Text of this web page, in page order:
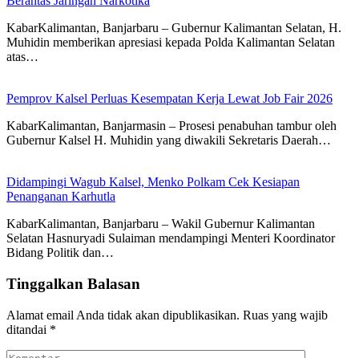
KabarKalimantan, Banjarbaru – Gubernur Kalimantan Selatan, H.
Muhidin memberikan apresiasi kepada Polda Kalimantan Selatan
atas…
Pemprov Kalsel Perluas Kesempatan Kerja Lewat Job Fair 2026
KabarKalimantan, Banjarmasin – Prosesi penabuhan tambur oleh
Gubernur Kalsel H. Muhidin yang diwakili Sekretaris Daerah…
Didampingi Wagub Kalsel, Menko Polkam Cek Kesiapan
Penanganan Karhutla
KabarKalimantan, Banjarbaru – Wakil Gubernur Kalimantan
Selatan Hasnuryadi Sulaiman mendampingi Menteri Koordinator
Bidang Politik dan…
Tinggalkan Balasan
Alamat email Anda tidak akan dipublikasikan. Ruas yang wajib
ditandai *